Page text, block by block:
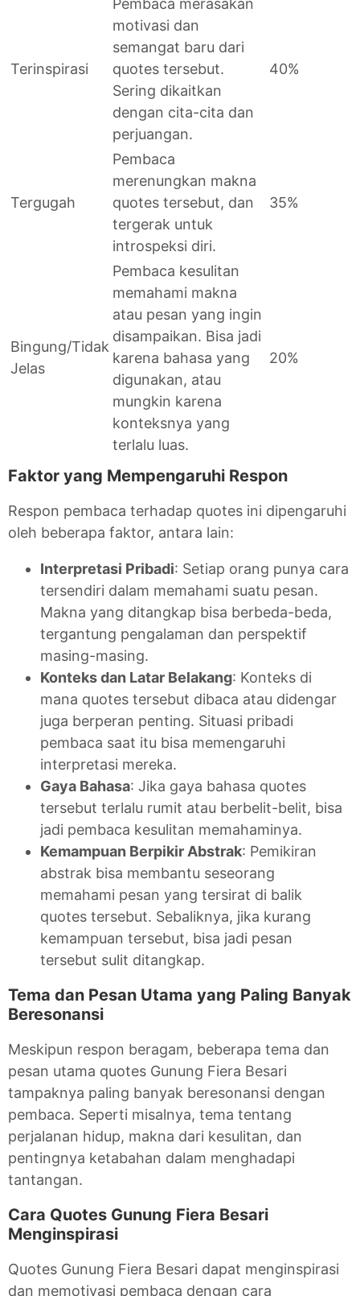
Terinspirasi
Pembaca merasakan
motivasi dan
semangat baru dari
quotes tersebut.
Sering dikaitkan
dengan cita-cita dan
perjuangan.
40%
Tergugah
Pembaca
merenungkan makna
quotes tersebut, dan
tergerak untuk
introspeksi diri.
35%
Bingung/Tidak
Jelas
Pembaca kesulitan
memahami makna
atau pesan yang ingin
disampaikan. Bisa jadi
karena bahasa yang
digunakan, atau
mungkin karena
konteksnya yang
terlalu luas.
20%
Faktor yang Mempengaruhi Respon
Respon pembaca terhadap quotes ini dipengaruhi
oleh beberapa faktor, antara lain:
Interpretasi Pribadi: Setiap orang punya cara
tersendiri dalam memahami suatu pesan.
Makna yang ditangkap bisa berbeda-beda,
tergantung pengalaman dan perspektif
masing-masing.
Konteks dan Latar Belakang: Konteks di
mana quotes tersebut dibaca atau didengar
juga berperan penting. Situasi pribadi
pembaca saat itu bisa memengaruhi
interpretasi mereka.
Gaya Bahasa: Jika gaya bahasa quotes
tersebut terlalu rumit atau berbelit-belit, bisa
jadi pembaca kesulitan memahaminya.
Kemampuan Berpikir Abstrak: Pemikiran
abstrak bisa membantu seseorang
memahami pesan yang tersirat di balik
quotes tersebut. Sebaliknya, jika kurang
kemampuan tersebut, bisa jadi pesan
tersebut sulit ditangkap.
Tema dan Pesan Utama yang Paling Banyak
Beresonansi
Meskipun respon beragam, beberapa tema dan
pesan utama quotes Gunung Fiera Besari
tampaknya paling banyak beresonansi dengan
pembaca. Seperti misalnya, tema tentang
perjalanan hidup, makna dari kesulitan, dan
pentingnya ketabahan dalam menghadapi
tantangan.
Cara Quotes Gunung Fiera Besari
Menginspirasi
Quotes Gunung Fiera Besari dapat menginspirasi
dan memotivasi pembaca dengan cara